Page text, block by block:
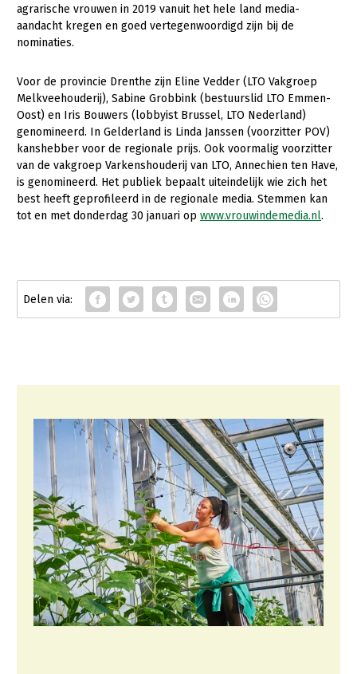
Gezonde dieren
Natuur, klimaat en energie
Platteland en omgeving
Mens, ondernemerschap en onderwijs
Internationaal
Sectoren
Geitenhouderij
Kalverhouderij
Pluimveehouderij
Schapenhouderij
Varkenshouderij
Vleesveehouderij
Plant
Akkerbouw
Biologische Landbouw
Bollenteelt
agrarische vrouwen in 2019 vanuit het hele land media-
aandacht kregen en goed vertegenwoordigd zijn bij de
nominaties.
Voor de provincie Drenthe zijn Eline Vedder (LTO Vakgroep
Melkveehouderij), Sabine Grobbink (bestuurslid LTO Emmen-
Oost) en Iris Bouwers (lobbyist Brussel, LTO Nederland)
genomineerd. In Gelderland is Linda Janssen (voorzitter POV)
kanshebber voor de regionale prijs. Ook voormalig voorzitter
van de vakgroep Varkenshouderij van LTO, Annechien ten Have,
is genomineerd. Het publiek bepaalt uiteindelijk wie zich het
best heeft geprofileerd in de regionale media. Stemmen kan
tot en met donderdag 30 januari op www.vrouwindemedia.nl.